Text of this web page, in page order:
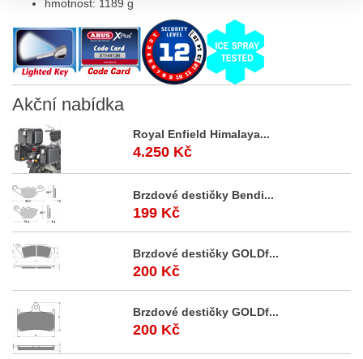
hmotnost: 1189 g
Akční nabídka
Royal Enfield Himalaya...
4.250 Kč
Brzdové destičky Bendi...
199 Kč
Brzdové destičky GOLDf...
200 Kč
Brzdové destičky GOLDf...
200 Kč